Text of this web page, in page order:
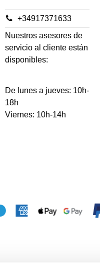
+34917371633
Nuestros asesores de
servicio al cliente están
disponibles:
De lunes a jueves: 10h-
18h
Viernes: 10h-14h